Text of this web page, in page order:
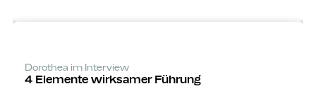
Dorothea im Interview
4 Elemente wirksamer Führung